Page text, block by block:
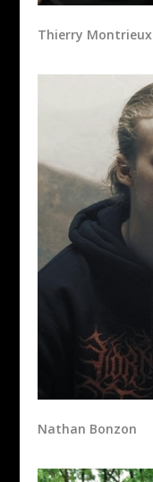
Thierry Montrieux
Nathan Bonzon